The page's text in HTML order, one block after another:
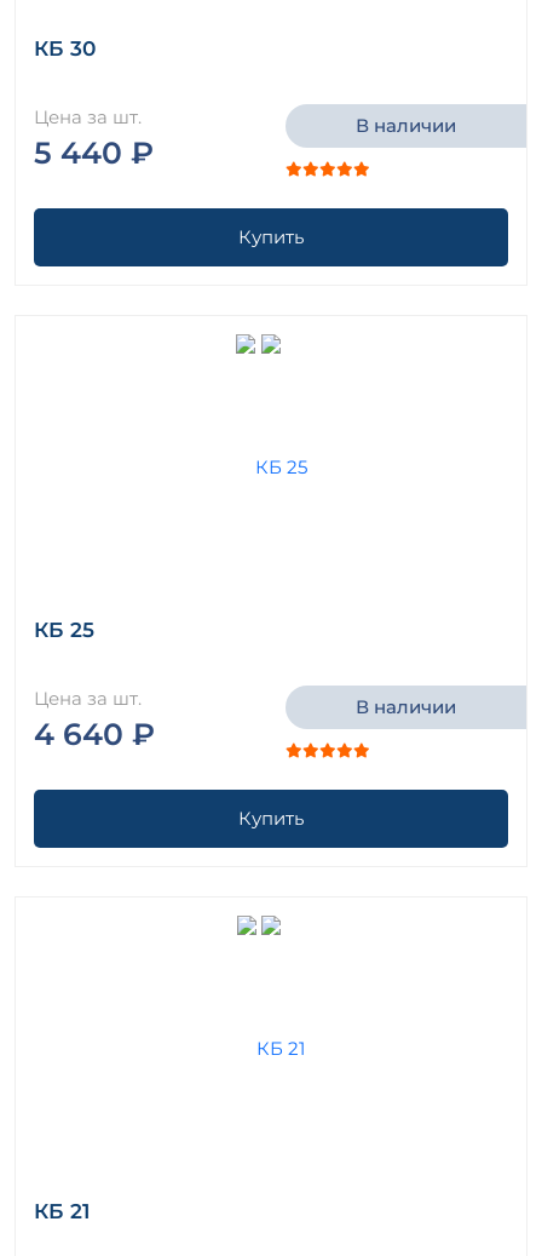
КБ 30
Цена за шт.
5 440 ₽
В наличии
Купить
КБ 25
Цена за шт.
4 640 ₽
В наличии
Купить
КБ 21